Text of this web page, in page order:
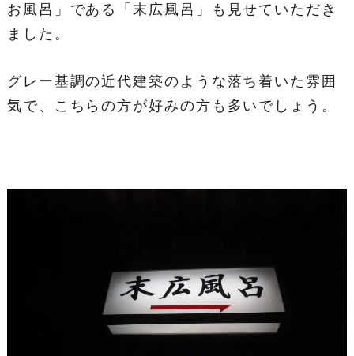
お風呂」である「末広風呂」も見せていただき
ました。
グレー基調の近代建築のような落ち着いた雰囲
気で、こちらの方が好みの方も多いでしょう。